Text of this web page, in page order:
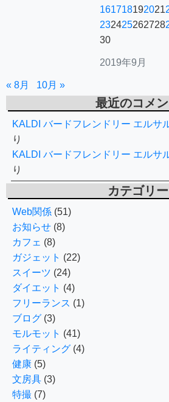
2019年9月
161718192021
232425262728
30
« 8月 10月 »
最近のコメン
KALDI バードフレンドリー エルサ
り
KALDI バードフレンドリー エルサ
り
カテゴリー
Web関係 (51)
お知らせ (8)
カフェ (8)
ガジェット (22)
スイーツ (24)
ダイエット (4)
フリーランス (1)
ブログ (3)
モルモット (41)
ライティング (4)
健康 (5)
文房具 (3)
特撮 (7)